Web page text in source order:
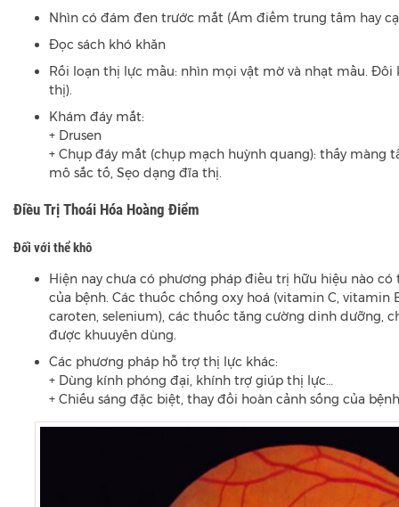
Nhìn có đám đen trước mắt (Ám điểm trung tâm hay
Đọc sách khó khăn
Rối loạn thị lực mầu: nhìn mọi vật mờ và nhạt mầu. Đôi
thị).
Khám đáy mắt:
+ Drusen
+ Chụp đáy mắt (chụp mạch huỳnh quang): thấy màng
mô sắc tố, Sẹo dạng đĩa thị.
Điều Trị Thoái Hóa Hoàng Điểm
Đối với thể khô
Hiện nay chưa có phương pháp điều trị hữu hiệu nào
của bệnh. Các thuốc chống oxy hoá (vitamin C, vitamin
caroten, selenium), các thuốc tăng cường dinh dưỡng,
được khuuyên dùng.
Các phương pháp hỗ trợ thị lực khác:
+ Dùng kính phóng đại, khính trợ giúp thị lực…
+ Chiếu sáng đặc biệt, thay đổi hoàn cảnh sống của